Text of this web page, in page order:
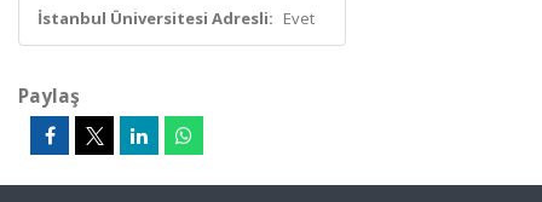
İstanbul Üniversitesi Adresli: Evet
Paylaş